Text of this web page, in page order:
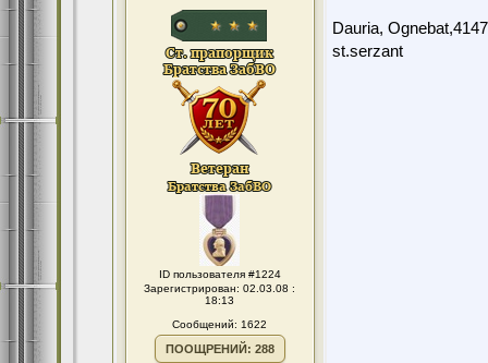
ID пользователя #1224
Зарегистрирован: 02.03.08 :
18:13
Сообщений: 1622
ПООЩРЕНИЙ: 288
Dauria,
st.serzant